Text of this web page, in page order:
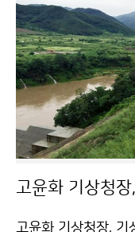
고윤화 기상청장, 기